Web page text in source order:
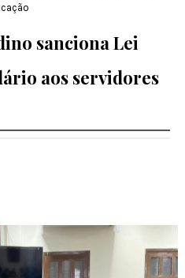
sanciona Lei
aos servidores